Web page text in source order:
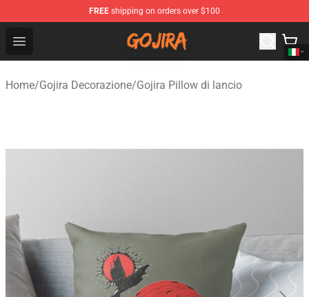
FREE shipping on orders over $100
Open menu
Gojira Shop - Official Gojira Merchandise Store
Home/Gojira Decorazione/Gojira Pillow di lancio